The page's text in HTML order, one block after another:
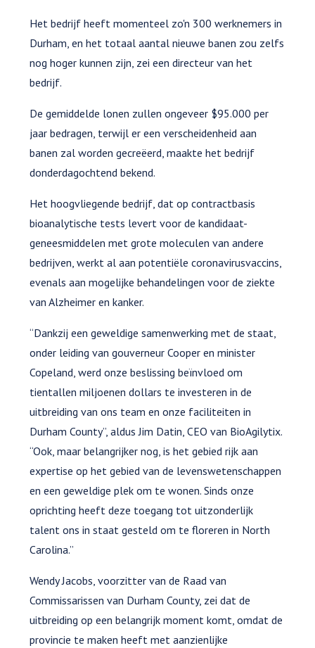
Het bedrijf heeft momenteel zo'n 300 werknemers in
Durham, en het totaal aantal nieuwe banen zou zelfs
nog hoger kunnen zijn, zei een directeur van het
bedrijf.
De gemiddelde lonen zullen ongeveer $95.000 per
jaar bedragen, terwijl er een verscheidenheid aan
banen zal worden gecreëerd, maakte het bedrijf
donderdagochtend bekend.
Het hoogvliegende bedrijf, dat op contractbasis
bioanalytische tests levert voor de kandidaat-
geneesmiddelen met grote moleculen van andere
bedrijven, werkt al aan potentiële coronavirusvaccins,
evenals aan mogelijke behandelingen voor de ziekte
van Alzheimer en kanker.
“Dankzij een geweldige samenwerking met de staat,
onder leiding van gouverneur Cooper en minister
Copeland, werd onze beslissing beïnvloed om
tientallen miljoenen dollars te investeren in de
uitbreiding van ons team en onze faciliteiten in
Durham County”, aldus Jim Datin, CEO van BioAgilytix.
“Ook, maar belangrijker nog, is het gebied rijk aan
expertise op het gebied van de levenswetenschappen
en een geweldige plek om te wonen. Sinds onze
oprichting heeft deze toegang tot uitzonderlijk
talent ons in staat gesteld om te floreren in North
Carolina.”
Wendy Jacobs, voorzitter van de Raad van
Commissarissen van Durham County, zei dat de
uitbreiding op een belangrijk moment komt, omdat de
provincie te maken heeft met aanzienlijke